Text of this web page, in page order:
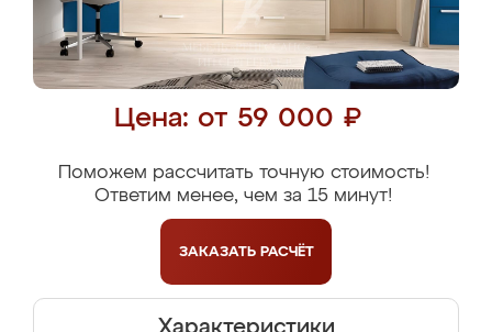
Цена: от 59 000 ₽
Поможем рассчитать точную стоимость!
Ответим менее, чем за 15 минут!
ЗАКАЗАТЬ РАСЧЁТ
Характеристики